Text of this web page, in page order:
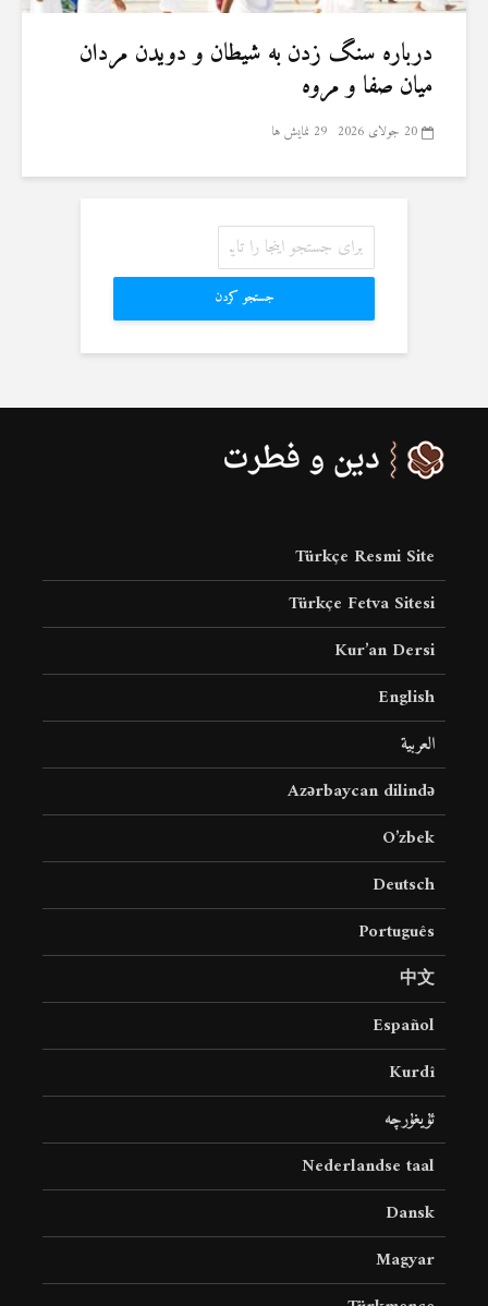
درباره سنگ زدن به شیطان و دویدن مردان
میان صفا و مروه
20 جولای 2026 29 نمایش ها
جستجو کردن
Türkçe Resmi Site
Türkçe Fetva Sitesi
Kur’an Dersi
English
العربية
Azərbaycan dilində
O’zbek
Deutsch
Português
中文
Español
Kurdî
ئۇيغۇرچە
Nederlandse taal
Dansk
Magyar